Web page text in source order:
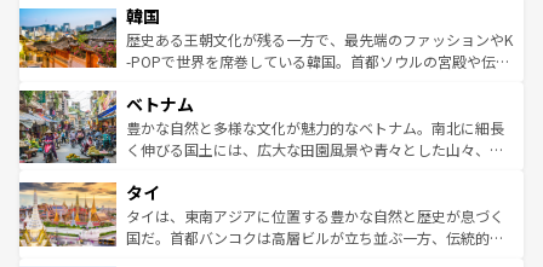
ワイを、存分に味わってほしい。 なお、新着のハワイ情報
はコンテンツ一覧を参照してほしい。
いる。アクティビティも充実しており、サーフィンやダイ
ビング、ハイキングなど、アウトドア好きにはたまらな
い。オーストラリアの多彩な魅力を存分に味わいつくそ
参照してほしい。
ン）、静ひつな山岳地帯である台湾東部など、都市の喧騒
と山間の静けさが共存しており、訪れる人に新しい発見と
驚きをもたらしてくれる。また、奥深い台湾の食文化も魅
容にもいいと評判のスイーツなど、バラエティ豊かな料理
が味わえる。 なお、新着の台湾情報は コンテンツ一覧を参
照してほしい。
韓国
歴史ある王朝文化が残る一方で、最先端のファッションやK
-POPで世界を席巻している韓国。首都ソウルの宮殿や伝統
き、地方に足を延ばせば四季折々の自然美を楽しむことが
できる。そして、キムチや焼肉、絶品のストリートフード
まで、さまざまな韓国料理が待っている。夜には、韓国な
リティに包まれながら、韓国の多彩な魅力を心ゆくまで味
わってみてほしい。 なお、新着の韓国情報はコンテンツ一
覧を参照してほしい。
ベトナム
豊かな自然と多様な文化が魅力的なベトナム。南北に細長
く伸びる国土には、広大な田園風景や青々とした山々、世
急速な発展と共に伝統が息づく。ハノイの古い町並みやホ
ーチミン市のフランス統治時代の建物も、独特の雰囲気を
醸し出している。また、バラエティの豊かさとおいしさで
タイ
タイは、東南アジアに位置する豊かな自然と歴史が息づく
国だ。首都バンコクは高層ビルが立ち並ぶ一方、伝統的な